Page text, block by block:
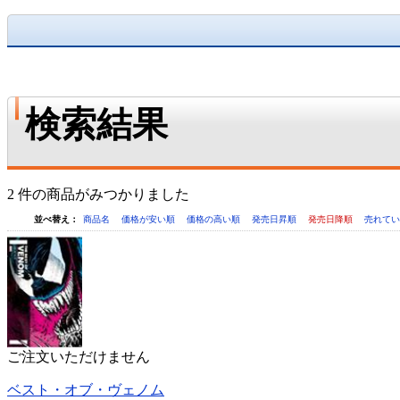
検索結果
2 件の商品がみつかりました
並べ替え： 商品名 価格が安い順 価格の高い順 発売日昇順 発売日降順 売れて
ご注文いただけません
ベスト・オブ・ヴェノム